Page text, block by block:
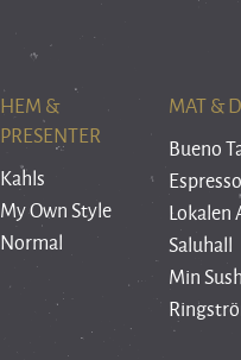
HEM &
PRESENTER
Kahls
My Own Style
Normal
MAT &
Bueno
Lokalen
Saluhall
Min